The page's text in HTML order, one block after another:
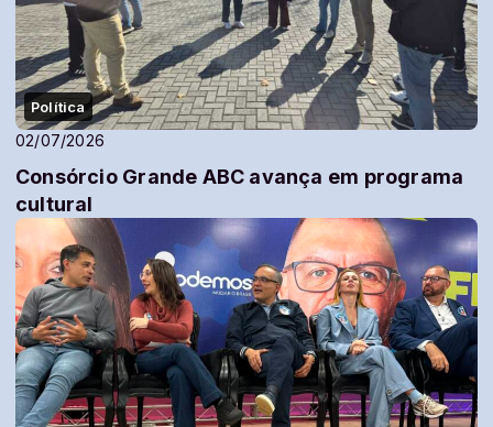
Política
02/07/2026
Consórcio Grande ABC avança em programa
cultural